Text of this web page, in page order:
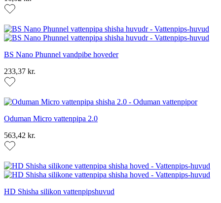
BS Nano Phunnel vandpibe hoveder
233,37 kr.
Oduman Micro vattenpipa 2.0
563,42 kr.
HD Shisha silikon vattenpipshuvud